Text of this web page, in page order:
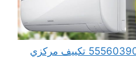
فني تكييف وتبريد الرميثية 55560390 تكييف مركزي